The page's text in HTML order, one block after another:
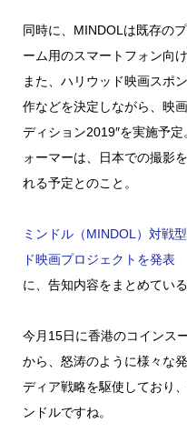
同時に、MINDOLは既存の
ーム用のスマートフォン向
また、ハリウッド映画スポ
作などを決定しながら、映
ディション2019″を実施予
ォーマーは、日本での撮影
れる予定とのこと。
ミンドル（MINDOL）対戦
ド映画プロジェクトを発表
に、告知内容をまとめている
今月15日に香港のコインス
から、怒涛のように様々な
ディア戦略を駆使しており
ンドルですね。